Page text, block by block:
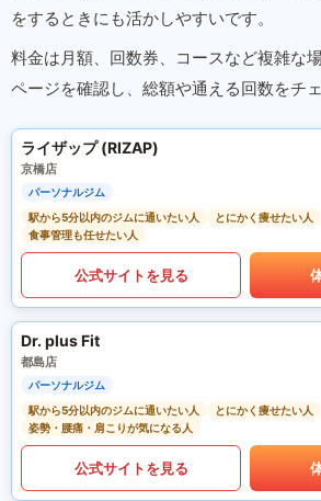
をするときにも活かしやすいです。
料金は月額、回数券、コースなど複雑な
ページを確認し、総額や通える回数をチ
ライザップ (RIZAP)
京橋店
パーソナルジム
駅から5分以内のジムに通いたい人
とにかく痩せたい人
食事管理も任せたい人
公式サイトを見る
Dr. plus Fit
都島店
パーソナルジム
駅から5分以内のジムに通いたい人
とにかく痩せたい人
姿勢・腰痛・肩こりが気になる人
公式サイトを見る